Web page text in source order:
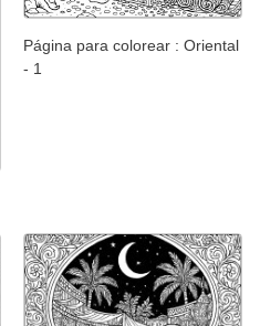
Página para colorear : Oriental
- 1